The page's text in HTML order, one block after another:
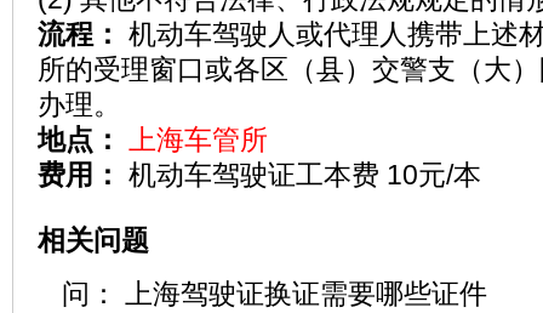
流程： 机动车驾驶人或代理人携带上述
所的受理窗口或各区（县）交警支（大
办理。
地点： 上海车管所
费用： 机动车驾驶证工本费 10元/本
相关问题
问： 上海驾驶证换证需要哪些证件